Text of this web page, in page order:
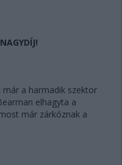
már a harmadik szektor
elhagyta a
már zárkóznak a